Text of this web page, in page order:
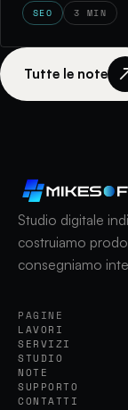
SEO 3 MIN
Tutte le note
Studio digitale
costruiamo
consegniamo
PAGINE
LAVORI
SERVIZI
STUDIO
NOTE
SUPPORTO
CONTATTI